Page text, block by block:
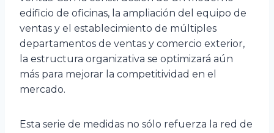
edificio de oficinas, la ampliación del equipo de
ventas y el establecimiento de múltiples
departamentos de ventas y comercio exterior,
la estructura organizativa se optimizará aún
más para mejorar la competitividad en el
mercado.
Esta serie de medidas no sólo refuerza la red de